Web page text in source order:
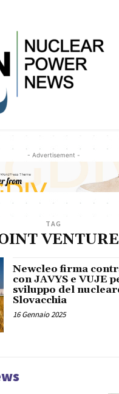
- Advertisement -
TAG
VENTURE
Newcleo firma
con JAVYS e VUJE
sviluppo del
Slovacchia
16 Gennaio 2025